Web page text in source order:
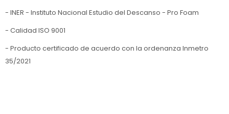
- INER - Instituto Nacional Estudio del Descanso - Pro Foam
- Calidad ISO 9001
- Producto certificado de acuerdo con la ordenanza Inmetro
35/2021